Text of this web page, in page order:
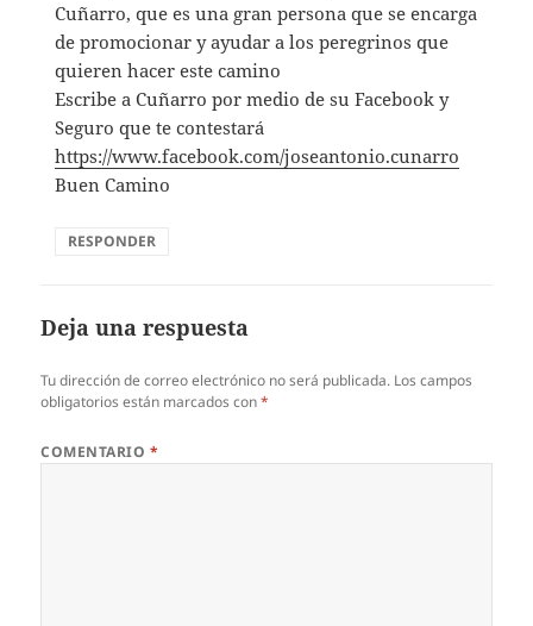
Cuñarro, que es una gran persona que se encarga
de promocionar y ayudar a los peregrinos que
quieren hacer este camino
Escribe a Cuñarro por medio de su Facebook y
Seguro que te contestará
https://www.facebook.com/joseantonio.cunarro
Buen Camino
RESPONDER
Deja una respuesta
Tu dirección de correo electrónico no será publicada. Los campos
obligatorios están marcados con*
COMENTARIO *